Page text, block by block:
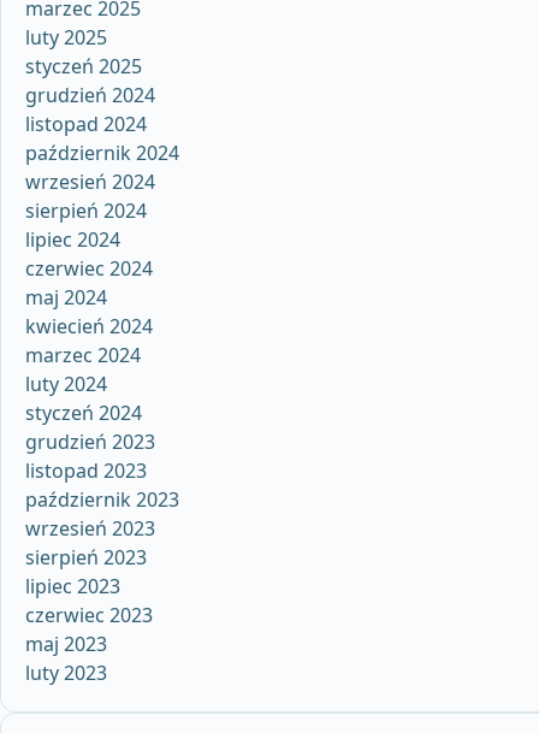
marzec 2025
luty 2025
styczeń 2025
grudzień 2024
listopad 2024
październik 2024
wrzesień 2024
sierpień 2024
lipiec 2024
czerwiec 2024
maj 2024
kwiecień 2024
marzec 2024
luty 2024
styczeń 2024
grudzień 2023
listopad 2023
październik 2023
wrzesień 2023
sierpień 2023
lipiec 2023
czerwiec 2023
maj 2023
luty 2023